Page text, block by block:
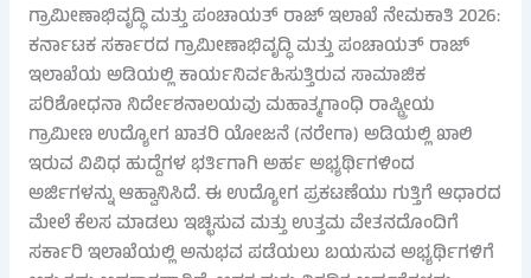
ಗ್ರಾಮೀಣಾಭಿವೃದ್ಧಿ ಮತ್ತು ಪಂಚಾಯತ್ ರಾಜ್ ಇಲಾಖೆ ನೇಮಕಾತಿ 2026:
ಕರ್ನಾಟಕ ಸರ್ಕಾರದ ಗ್ರಾಮೀಣಾಭಿವೃದ್ಧಿ ಮತ್ತು ಪಂಚಾಯತ್ ರಾಜ್
ಇಲಾಖೆಯ ಅಡಿಯಲ್ಲಿ ಕಾರ್ಯನಿರ್ವಹಿಸುತ್ತಿರುವ ಸಾಮಾಜಿಕ
ಪರಿಶೋಧನಾ ನಿರ್ದೇಶನಾಲಯವು ಮಹಾತ್ಮಗಾಂಧಿ ರಾಷ್ಟ್ರೀಯ
ಗ್ರಾಮೀಣ ಉದ್ಯೋಗ ಖಾತರಿ ಯೋಜನೆ (ನರೇಗಾ) ಅಡಿಯಲ್ಲಿ ಖಾಲಿ
ಇರುವ ವಿವಿಧ ಹುದ್ದೆಗಳ ಭರ್ತಿಗಾಗಿ ಅರ್ಹ ಅಭ್ಯರ್ಥಿಗಳಿಂದ
ಅರ್ಜಿಗಳನ್ನು ಆಹ್ವಾನಿಸಿದೆ. ಈ ಉದ್ಯೋಗ ಪ್ರಕಟಣೆಯು ಗುತ್ತಿಗೆ ಆಧಾರದ
ಮೇಲೆ ಕೆಲಸ ಮಾಡಲು ಇಚ್ಛಿಸುವ ಮತ್ತು ಉತ್ತಮ ವೇತನದೊಂದಿಗೆ
ಸರ್ಕಾರಿ ಇಲಾಖೆಯಲ್ಲಿ ಅನುಭವ ಪಡೆಯಲು ಬಯಸುವ ಅಭ್ಯರ್ಥಿಗಳಿಗೆ